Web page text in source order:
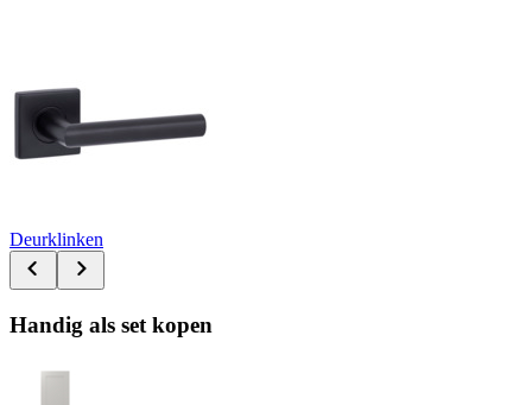
Deurklinken
Handig als set kopen